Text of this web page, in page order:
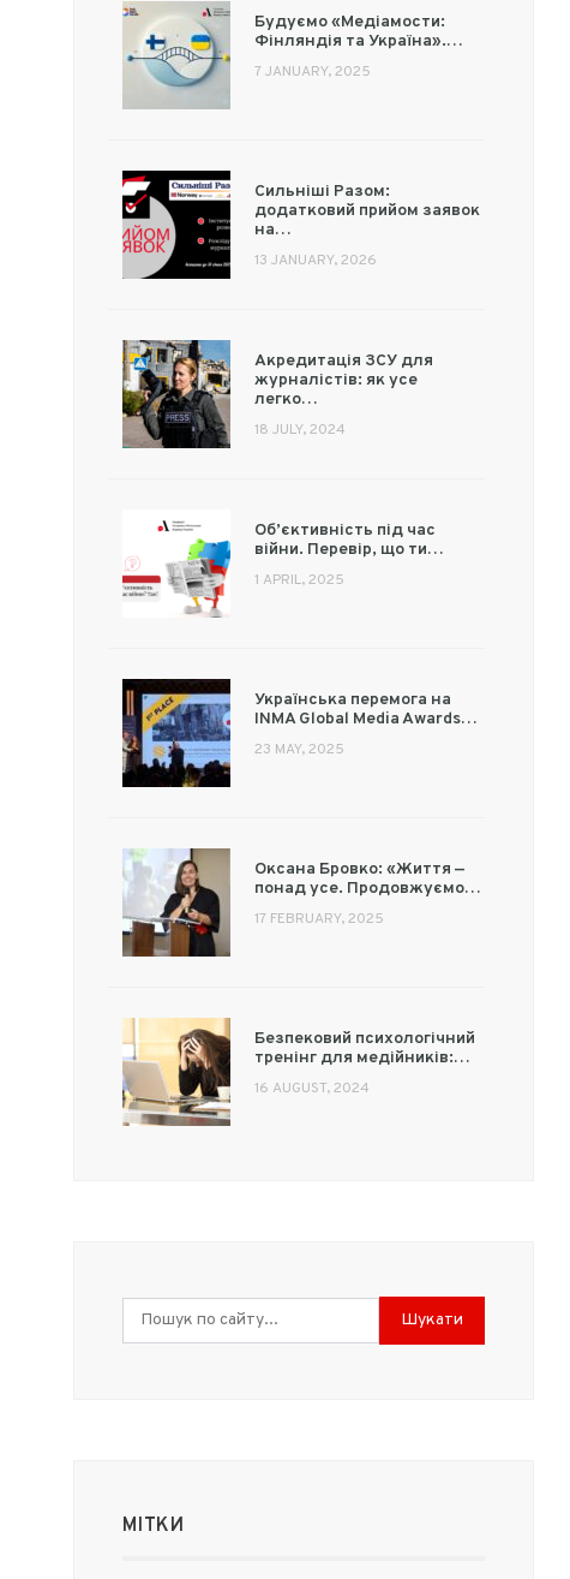
Будуємо «Медіамости:
Фінляндія та Україна».…
7 JANUARY, 2025
Сильніші Разом:
додатковий прийом заявок
на…
13 JANUARY, 2026
Акредитація ЗСУ для
журналістів: як усе
легко…
18 JULY, 2024
Об’єктивність під час
війни. Перевір, що ти…
1 APRIL, 2025
Українська перемога на
INMA Global Media Awards…
23 MAY, 2025
Оксана Бровко: «Життя —
понад усе. Продовжуємо…
17 FEBRUARY, 2025
Безпековий психологічний
тренінг для медійників:…
16 AUGUST, 2024
Шукати
МІТКИ